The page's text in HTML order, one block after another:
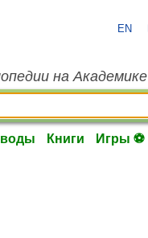
EN
на Академике
Книги Игры ⚽